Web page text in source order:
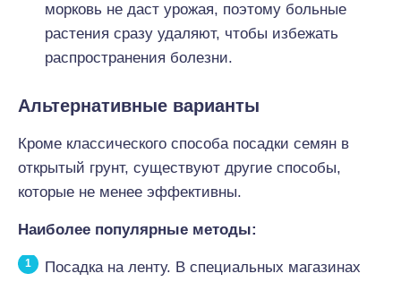
морковь не даст урожая, поэтому больные
растения сразу удаляют, чтобы избежать
распространения болезни.
Альтернативные варианты
Кроме классического способа посадки семян в
открытый грунт, существуют другие способы,
которые не менее эффективны.
Наиболее популярные методы:
Посадка на ленту. В специальных магазинах